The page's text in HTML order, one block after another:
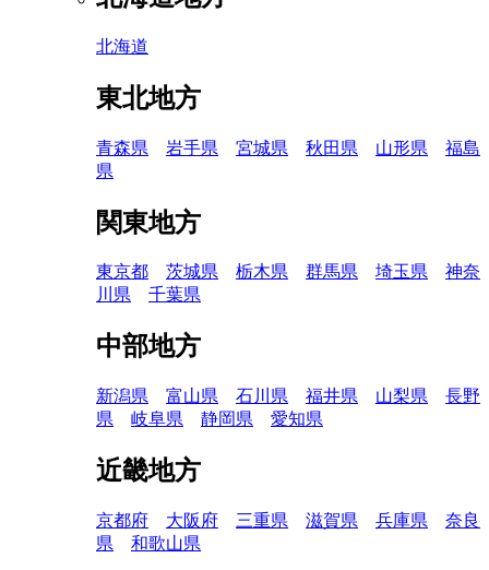
北海道
東北地方
青森県 岩手県 宮城県 秋田県 山形県
福島
県
関東地方
東京都 茨城県 栃木県 群馬県 埼玉県
神奈
川県
千葉県
中部地方
新潟県 富山県 石川県 福井県 山梨県
長野
県
岐阜県 静岡県 愛知県
近畿地方
京都府 大阪府 三重県 滋賀県 兵庫県
奈良
県
和歌山県